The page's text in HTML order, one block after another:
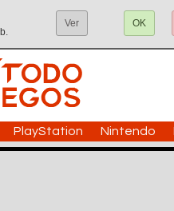
Ver OK
PlayStation Nintendo